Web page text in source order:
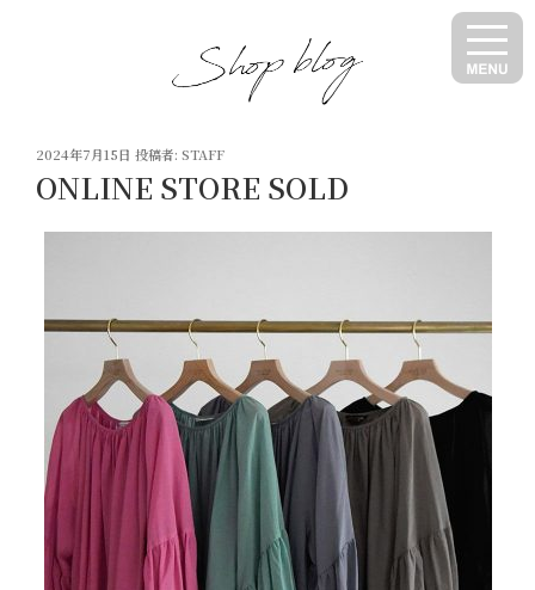
投
稿
日:
2024年7月15日 投稿者: STAFF
ONLINE STORE SOLD